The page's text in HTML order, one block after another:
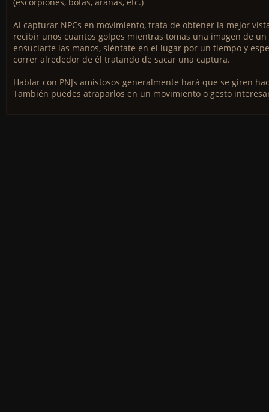
Al capturar NPCs en movimiento, trata de obtener la mejor
recibir unos cuantos golpes mientras tomas una imagen de
ensuciarte las manos, siéntate en el lugar por un tiempo y
correr alrededor de él tratando de sacar una captura.
Hablar con PNJs amistosos generalmente hará que se giren
También puedes atraparlos en un movimiento o gesto